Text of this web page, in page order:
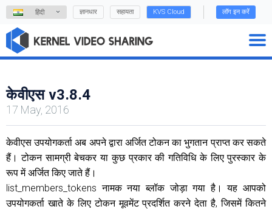
हिंदी ज्ञानधार सहायता KVS Cloud लॉग इन करें
केवीएस v3.8.4
17 May, 2016
केवीएस उपयोगकर्ता अब अपने द्वारा अर्जित टोकन का भुगतान प्राप्त कर सकते
हैं। टोकन सामग्री बेचकर या कुछ प्रकार की गतिविधि के लिए पुरस्कार के
रूप में अर्जित किए जाते हैं।
list_members_tokens नामक नया ब्लॉक जोड़ा गया है। यह आपको
उपयोगकर्ता खाते के लिए टोकन मूवमेंट प्रदर्शित करने देता है, जिसमें कितने